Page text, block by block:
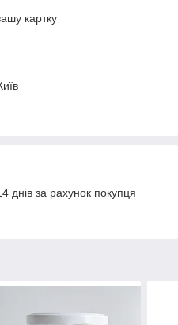
картку
днів за рахунок покупця